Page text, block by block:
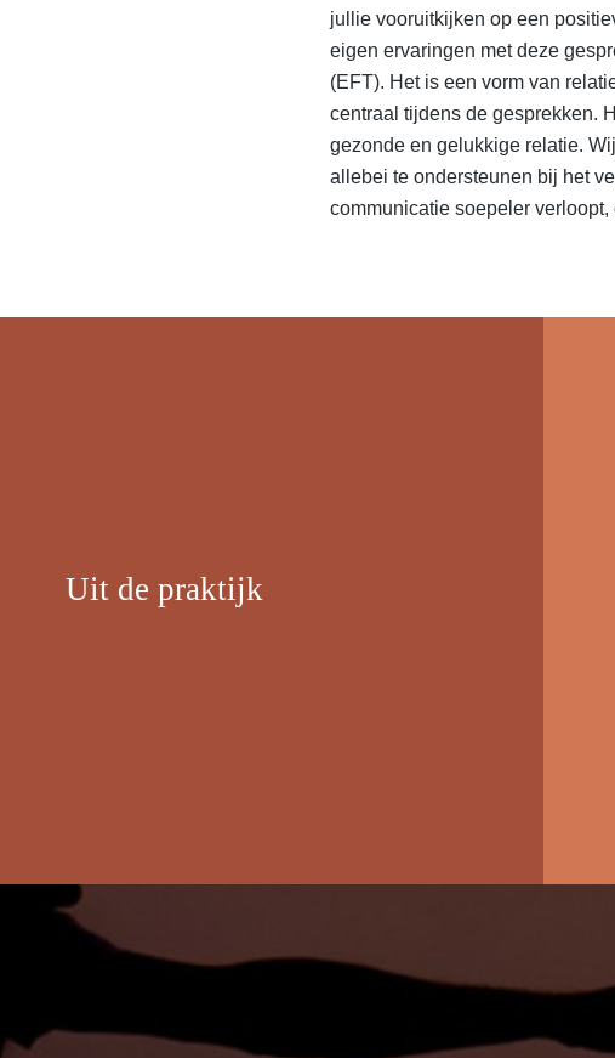
jullie vooruitkijken op een
eigen ervaringen met deze
(EFT). Het is een vorm van
centraal tijdens de gesprekken.
gezonde en gelukkige relatie.
allebei te ondersteunen bij het
communicatie soepeler
Uit de praktijk